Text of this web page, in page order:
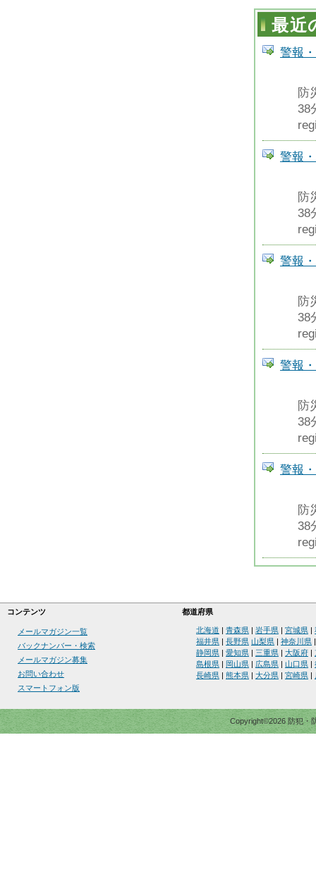
最近
警報
防
38
警報
防
38
警報
防
38
警報
防
38
警報
防
38
コンテンツ 都道府県
メールマガジン一覧
バックナンバー・検索
メールマガジン募集
お問い合わせ
スマートフォン版
北海道 青森県 岩手県 宮城県
福井県
長野県 山梨県 神奈川県
静岡県
愛知県 三重県 大阪府
島根県
岡山県 広島県 山口県
長崎県
熊本県 大分県 宮崎県
Copyright©2026 防犯・